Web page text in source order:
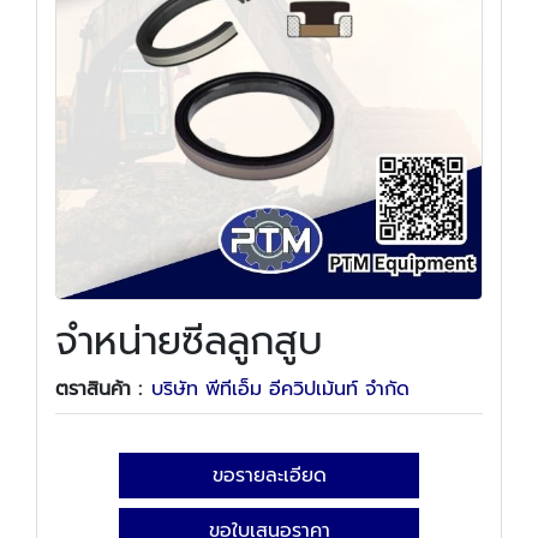
จำหน่ายซีลลูกสูบ
ตราสินค้า : บริษัท พีทีเอ็ม อีควิปเม้นท์ จำกัด
ขอรายละเอียด
ขอใบเสนอราคา